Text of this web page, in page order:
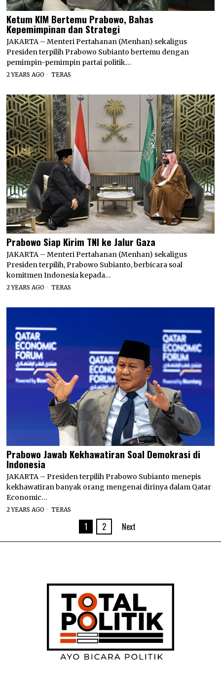
Ketum KIM Bertemu Prabowo, Bahas
Kepemimpinan dan Strategi
JAKARTA – Menteri Pertahanan (Menhan) sekaligus
Presiden terpilih Prabowo Subianto bertemu dengan
pemimpin-pemimpin partai politik…
2 YEARS AGO TERAS
Prabowo Siap Kirim TNI ke Jalur Gaza
JAKARTA – Menteri Pertahanan (Menhan) sekaligus
Presiden terpilih, Prabowo Subianto, berbicara soal
komitmen Indonesia kepada…
2 YEARS AGO TERAS
Prabowo Jawab Kekhawatiran Soal Demokrasi di
Indonesia
JAKARTA – Presiden terpilih Prabowo Subianto menepis
kekhawatiran banyak orang mengenai dirinya dalam Qatar
Economic…
2 YEARS AGO TERAS
1 2 Next